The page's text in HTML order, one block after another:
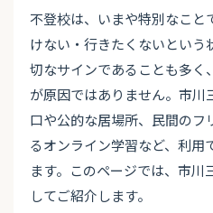
不登校は、いまや特別なこと
けない・行きたくないとい
切なサインであることも多く
が原因ではありません。市
口や公的な居場所、民間のフ
るオンライン学習など、利用
ます。このページでは、市
してご紹介します。